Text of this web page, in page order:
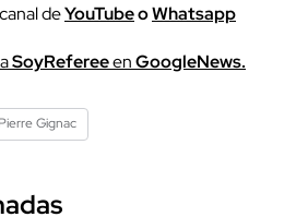
deYouTubeoWhatsapp
SoyRefereeenGoogleNews.
Gignac